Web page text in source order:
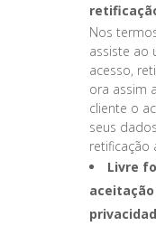
Nos
assiste ao
acesso,
ora assim
cliente o
seus
retificação
Livre